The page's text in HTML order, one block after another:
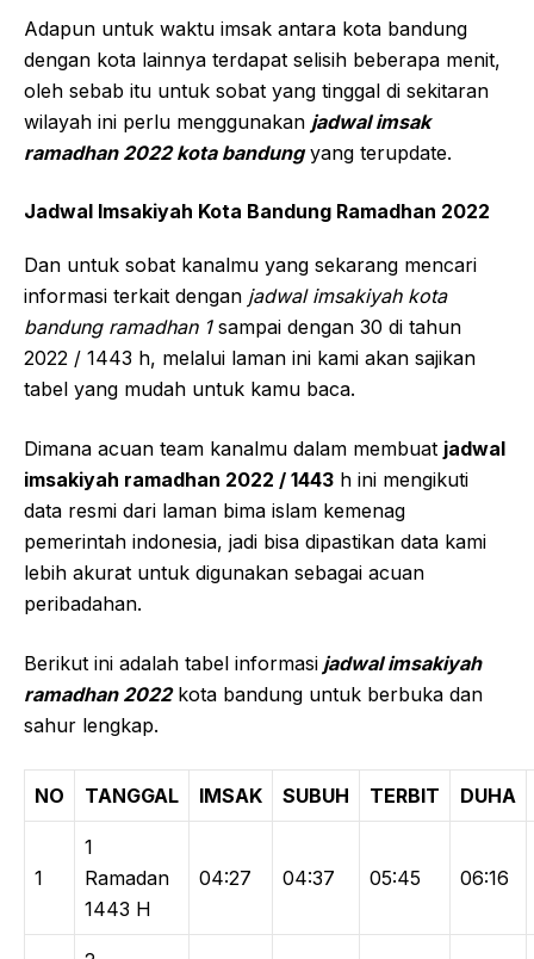
Adapun untuk waktu imsak antara kota bandung
dengan kota lainnya terdapat selisih beberapa menit,
oleh sebab itu untuk sobat yang tinggal di sekitaran
wilayah ini perlu menggunakan jadwal imsak
ramadhan 2022 kota bandungyang terupdate.
Jadwal Imsakiyah Kota Bandung Ramadhan 2022
Dan untuk sobat kanalmu yang sekarang mencari
informasi terkait dengan jadwal imsakiyah kota
bandung ramadhan 1 sampai dengan 30 di tahun
2022 / 1443 h, melalui laman ini kami akan sajikan
tabel yang mudah untuk kamu baca.
Dimana acuan team kanalmu dalam membuat jadwal
imsakiyah ramadhan 2022 / 1443 h ini mengikuti
data resmi dari laman bima islam kemenag
pemerintah indonesia, jadi bisa dipastikan data kami
lebih akurat untuk digunakan sebagai acuan
peribadahan.
Berikut ini adalah tabel informasi jadwal imsakiyah
ramadhan 2022kota bandung untuk berbuka dan
sahur lengkap.
NO TANGGAL IMSAK SUBUH TERBIT DUHA
1
1
Ramadan
1443 H
04:27 04:37 05:45 06:16